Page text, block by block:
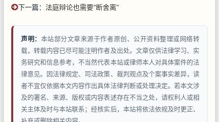
下一篇： 法庭辩论也需要“断舍离”
声明： 本站部分文章来源于作者原创、公开资料整理或网络转
载，转载内容已尽可能注明作者及出处。文章仅供法律学习、实
务研究和信息参考，不当然代表本站或律师本人对具体案件的法
律意见。因法律规定、司法政策、裁判观点及个案事实差异，读
者不宜仅依据本文内容作出具体法律判断或处理决定。若本文涉
及的署名、来源、版权或内容表述存在不当之处，请权利人或相
关主体及时与本站联系；经核实后，本站将依法依规及时更正、